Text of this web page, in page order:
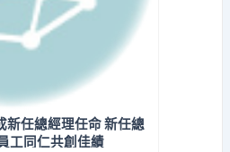
新任總經理任命 新任總
工同仁共創佳績